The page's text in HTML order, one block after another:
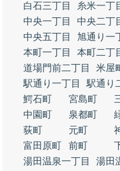
白石三丁目
糸米一丁
中央一丁目
中央二丁
中央五丁目
旭通り一
本町一丁目
本町二丁
道場門前二丁目
米屋
駅通り一丁目
駅通り
鰐石町
宮島町
中園町
泉都町
荻町
元町
富田原町
前町
湯田温泉一丁目
湯田